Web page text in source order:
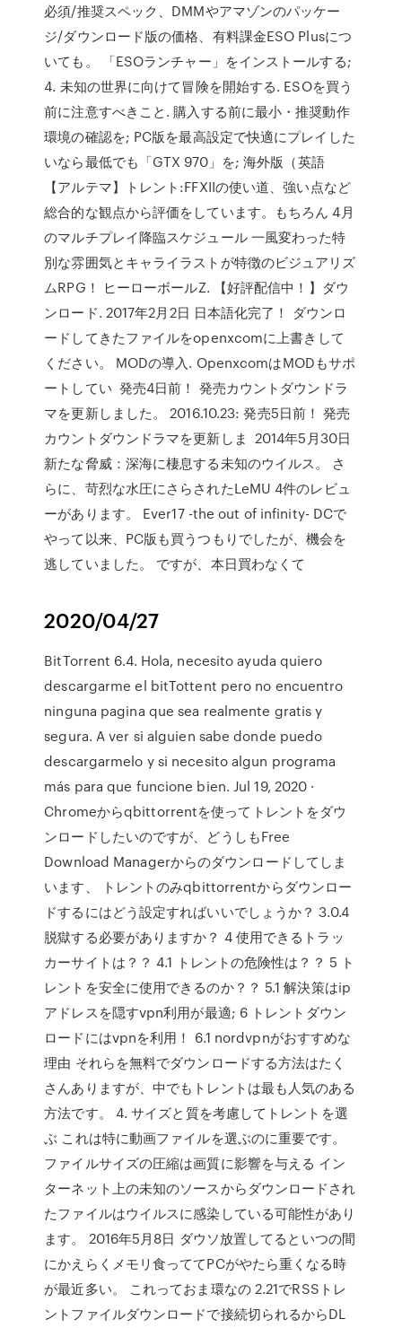
必須/推奨スペック、DMMやアマゾンのパッケー
ジ/ダウンロード版の価格、有料課金ESO Plusにつ
いても。 「ESOランチャー」をインストールする;
4. 未知の世界に向けて冒険を開始する. ESOを買う
前に注意すべきこと. 購入する前に最小・推奨動作
環境の確認を; PC版を最高設定で快適にプレイした
いなら最低でも「GTX 970」を; 海外版（英語
【アルテマ】トレント:FFXIIの使い道、強い点など
総合的な観点から評価をしています。もちろん 4月
のマルチプレイ降臨スケジュール 一風変わった特
別な雰囲気とキャライラストが特徴のビジュアリズ
ムRPG！ ヒーローボールZ. 【好評配信中！】ダウ
ンロード. 2017年2月2日 日本語化完了！ ダウンロ
ードしてきたファイルをopenxcomに上書きして
ください。 MODの導入. OpenxcomはMODもサポ
ートしてい 発売4日前！ 発売カウントダウンドラ
マを更新しました。 2016.10.23: 発売5日前！ 発売
カウントダウンドラマを更新しま 2014年5月30日
新たな脅威：深海に棲息する未知のウイルス。 さ
らに、苛烈な水圧にさらされたLeMU 4件のレビュ
ーがあります。 Ever17 -the out of infinity- DCで
やって以来、PC版も買うつもりでしたが、機会を
逃していました。 ですが、本日買わなくて
2020/04/27
BitTorrent 6.4. Hola, necesito ayuda quiero
descargarme el bitTottent pero no encuentro
ninguna pagina que sea realmente gratis y
segura. A ver si alguien sabe donde puedo
descargarmelo y si necesito algun programa
más para que funcione bien. Jul 19, 2020 ·
Chromeからqbittorrentを使ってトレントをダウ
ンロードしたいのですが、どうしもFree
Download Managerからのダウンロードしてしま
います、 トレントのみqbittorrentからダウンロー
ドするにはどう設定すればいいでしょうか？ 3.0.4
脱獄する必要がありますか？ 4 使用できるトラッ
カーサイトは？？ 4.1 トレントの危険性は？？ 5 ト
レントを安全に使用できるのか？？ 5.1 解決策はip
アドレスを隠すvpn利用が最適; 6 トレントダウン
ロードにはvpnを利用！ 6.1 nordvpnがおすすめな
理由 それらを無料でダウンロードする方法はたく
さんありますが、中でもトレントは最も人気のある
方法です。 4. サイズと質を考慮してトレントを選
ぶ これは特に動画ファイルを選ぶのに重要です。
ファイルサイズの圧縮は画質に影響を与える イン
ターネット上の未知のソースからダウンロードされ
たファイルはウイルスに感染している可能性があり
ます。 2016年5月8日 ダウソ放置してるといつの間
にかえらくメモリ食っててPCがやたら重くなる時
が最近多い。 これっておま環なの 2.21でRSSトレ
ントファイルダウンロードで接続切られるからDL